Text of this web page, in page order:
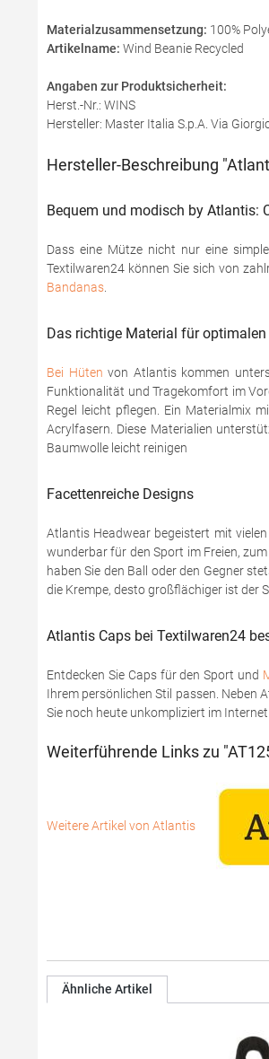
Materialzusammensetzung: 100%
Artikelname: Wind Beanie Recycled
Angaben zur Produktsicherheit:
Herst.-Nr.: WINS
Hersteller: Master Italia S.p.A. Via
Hersteller-Beschreibung
Bequem und modisch by Atlantis:
Dass eine Mütze nicht nur eine
Textilwaren24 können Sie sich von
Bandanas
Das richtige Material für
Bei Hüten von Atlantis kommen
Funktionalität und Tragekomfort im
Regel leicht pflegen. Ein Materialmix
Acrylfasern. Diese Materialien
Baumwolle leicht reinigen
Facettenreiche Designs
Atlantis Headwear begeistert mit
wunderbar für den Sport im Freien,
haben Sie den Ball oder den Gegner
die Krempe, desto großflächiger ist der
Atlantis Caps bei Textilwaren24
Entdecken Sie Caps für den Sport und
Ihrem persönlichen Stil passen. Neben
Sie noch heute unkompliziert im
Weiterführende Links zu
Weitere Artikel von Atlantis
Ähnliche Artikel